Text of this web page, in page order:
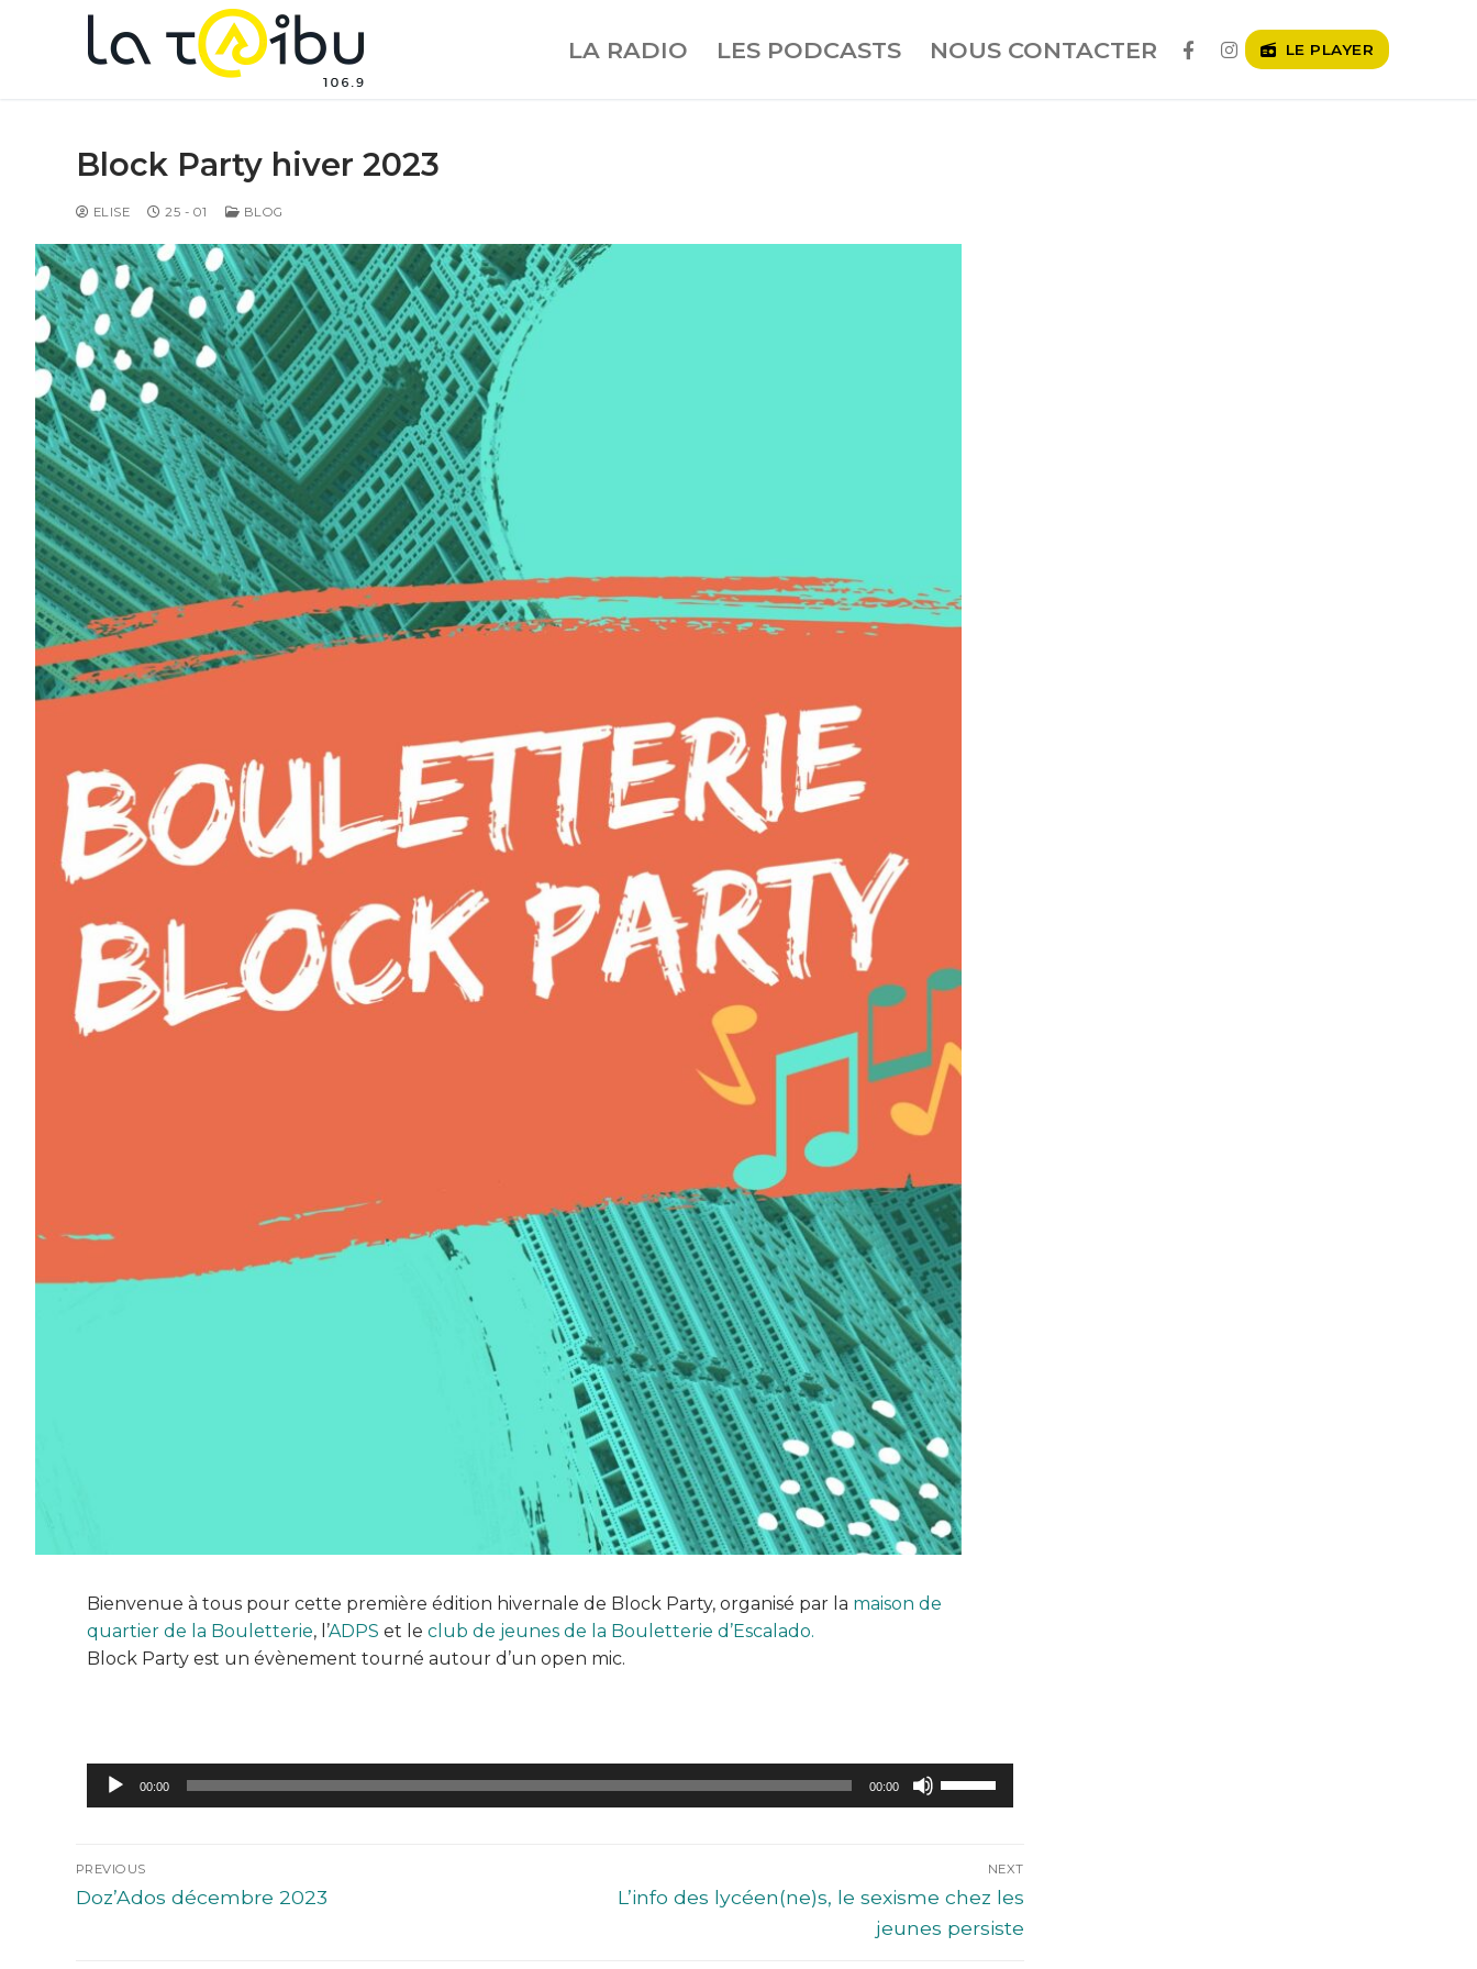
LA RADIO LES PODCASTS NOUS CONTACTER LE PLAYER
Block Party hiver 2023
ELISE 25 - 01 BLOG
Bienvenue à tous pour cette première édition hivernale de Block Party, organisé par la maison de
quartier de la Bouletterie, l’ADPS et le club de jeunes de la Bouletterie d’Escalado.
Block Party est un évènement tourné autour d’un open mic.
Lecteur
audio
00:00 00:00
les
pour
ou
PREVIOUS
Doz’Ados décembre 2023
NEXT
L’info des lycéen(ne)s, le sexisme chez les
jeunes persiste